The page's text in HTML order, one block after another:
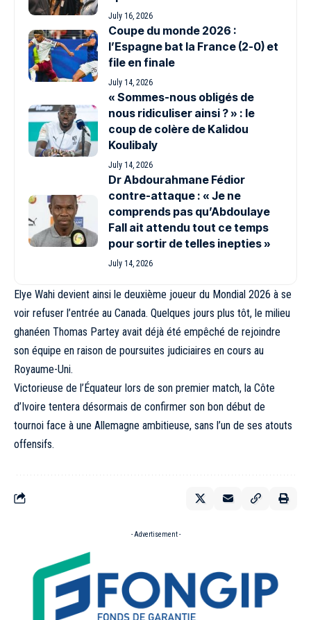
July 16, 2026
Coupe du monde 2026 :
l’Espagne bat la France (2-0) et
file en finale
July 14, 2026
« Sommes-nous obligés de
nous ridiculiser ainsi ? » : le
coup de colère de Kalidou
Koulibaly
July 14, 2026
Dr Abdourahmane Fédior
contre-attaque : « Je ne
comprends pas qu’Abdoulaye
Fall ait attendu tout ce temps
pour sortir de telles inepties »
July 14, 2026
Elye Wahi devient ainsi le deuxième joueur du Mondial 2026 à se
voir refuser l’entrée au Canada. Quelques jours plus tôt, le milieu
ghanéen Thomas Partey avait déjà été empêché de rejoindre
son équipe en raison de poursuites judiciaires en cours au
Royaume-Uni.
Victorieuse de l’Équateur lors de son premier match, la Côte
d’Ivoire tentera désormais de confirmer son bon début de
tournoi face à une Allemagne ambitieuse, sans l’un de ses atouts
offensifs.
- Advertisement -